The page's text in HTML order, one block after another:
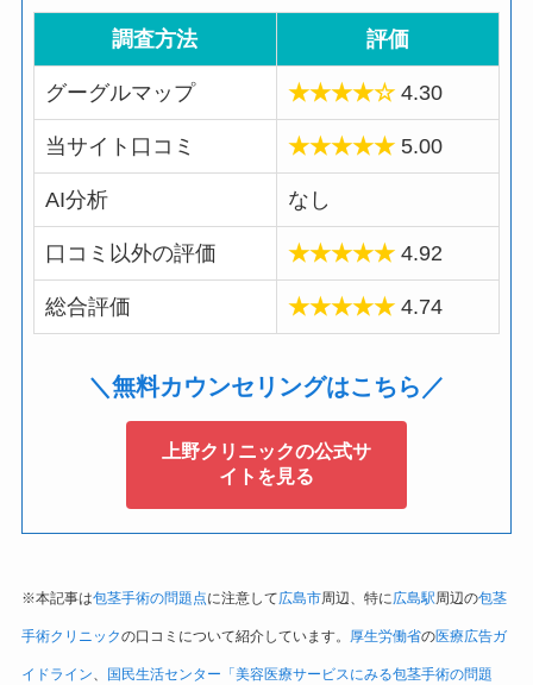
調査方法 評価
グーグルマップ ★★★★☆4.30
当サイト口コミ ★★★★★5.00
AI分析 なし
口コミ以外の評価 ★★★★★4.92
総合評価 ★★★★★4.74
＼無料カウンセリングはこちら／
上野クリニックの公式サ
イトを見る
※本記事は包茎手術の問題点に注意して広島市周辺、特に広島駅周辺の包茎
手術クリニックの口コミについて紹介しています。 厚生労働省の医療広告ガ
イドライン、 国民生活センター「美容医療サービスにみる包茎手術の問題